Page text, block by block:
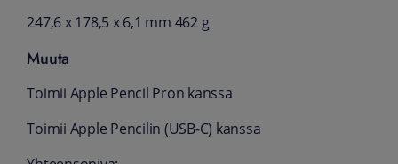
247,6 x 178,5 x 6,1 mm 462 g
Muuta
Toimii Apple Pencil Pron kanssa
Toimii Apple Pencilin (USB‑C) kanssa